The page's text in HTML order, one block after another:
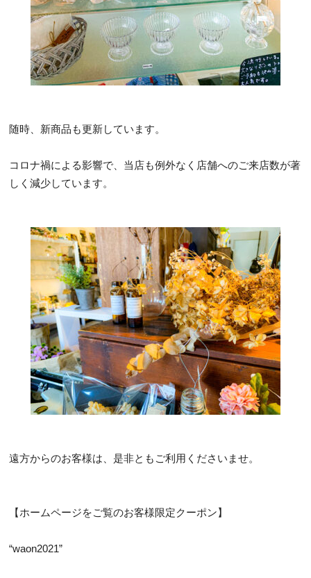
随時、新商品も更新しています。
コロナ禍による影響で、当店も例外なく店舗へのご来店数が著
しく減少しています。
遠方からのお客様は、是非ともご利用くださいませ。
【ホームページをご覧のお客様限定クーポン】
“waon2021”